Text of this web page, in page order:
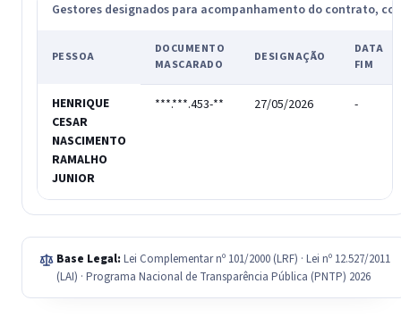
Gestores designados para acompanhamento do contrato,
PESSOA
DOCUMENTO
MASCARADO
DESIGNAÇÃO
DATA
FIM
HENRIQUE
CESAR
NASCIMENTO
RAMALHO
JUNIOR
***.***.453-** 27/05/2026 -
Base Legal: Lei Complementar nº 101/2000 (LRF) · Lei nº 12.527/2011
(LAI) · Programa Nacional de Transparência Pública (PNTP) 2026